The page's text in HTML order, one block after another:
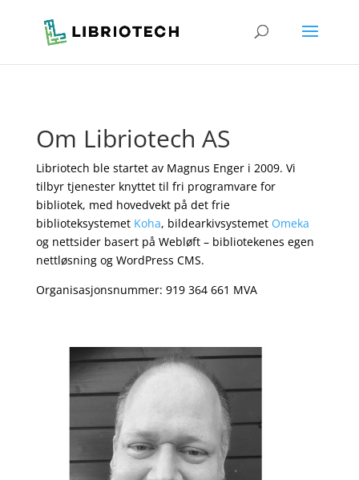
Om Libriotech AS
Libriotech ble startet av Magnus Enger i 2009. Vi
tilbyr tjenester knyttet til fri programvare for
bibliotek, med hovedvekt på det frie
biblioteksystemet Koha, bildearkivsystemet Omeka
og nettsider basert på Webløft – bibliotekenes egen
nettløsning og WordPress CMS.
Organisasjonsnummer: 919 364 661 MVA